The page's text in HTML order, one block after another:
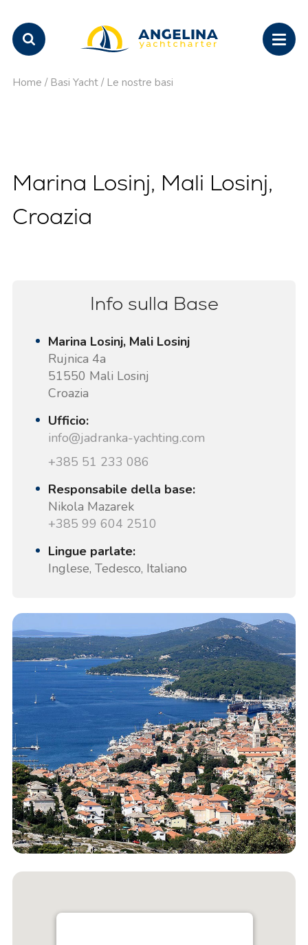
Home / Basi Yacht / Le nostre basi
Marina Losinj, Mali Losinj,
Croazia
Info sulla Base
Marina Losinj, Mali Losinj
Rujnica 4a
51550 Mali Losinj
Croazia
Ufficio:
info@jadranka-yachting.com
+385 51 233 086
Responsabile della base:
Nikola Mazarek
+385 99 604 2510
Lingue parlate:
Inglese, Tedesco, Italiano